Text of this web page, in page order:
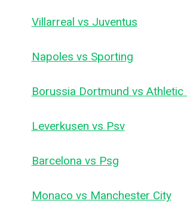
Villarreal vs Juventus
Napoles vs Sporting
Borussia Dortmund vs Athletic
Leverkusen vs Psv
Barcelona vs Psg
Monaco vs Manchester City